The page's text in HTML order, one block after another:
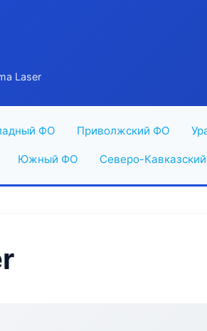
Laser
ФО Приволжский ФО
Южный ФО Северо-